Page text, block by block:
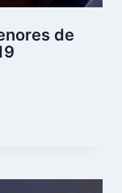
de